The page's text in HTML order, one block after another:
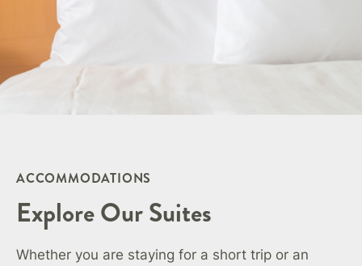
ACCOMMODATIONS
Explore Our Suites
Whether you are staying for a short trip or an